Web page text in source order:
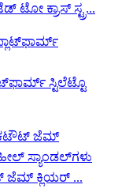
ಟೋ ಕ್ರಾಸ್ ಸ್ಟ್ರ...
ಸ್ಟಿಲೆಟ್ಟೊ
ಜೆಮ್ ಕ್ಲಿಯರ್ ...